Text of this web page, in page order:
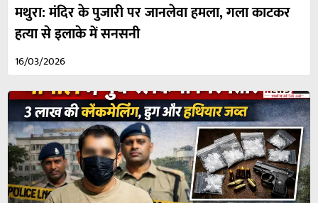
मथुरा: मंदिर के पुजारी पर जानलेवा हमला, गला काटकर
हत्या से इलाके में सनसनी
16/03/2026